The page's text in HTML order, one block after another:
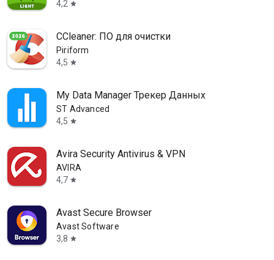
4,2 star
CCleaner: ПО для очистки
Piriform
4,5 star
My Data Manager Трекер Данных
ST Advanced
4,5 star
Avira Security Antivirus & VPN
AVIRA
4,7 star
Avast Secure Browser
Avast Software
3,8 star